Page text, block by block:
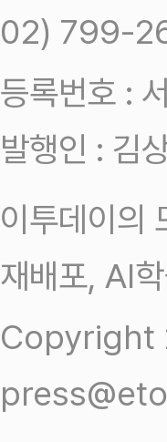
02) 799-
등록번호 :
발행인 : 김
이투데이의
재배포, AI
Copyright